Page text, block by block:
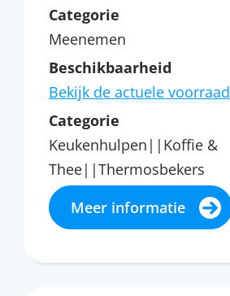
Categorie
Meenemen
Beschikbaarheid
Bekijk de actuele voorraad
Categorie
Keukenhulpen||Koffie &
Thee||Thermosbekers
Meer informatie